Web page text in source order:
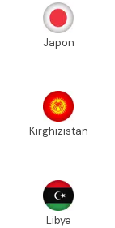
Japon
Kirghizistan
Libye